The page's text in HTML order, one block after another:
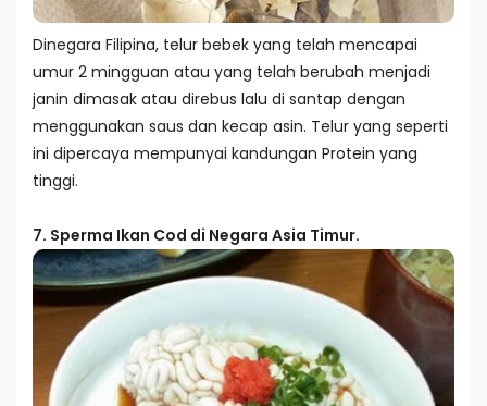
Dinegara Filipina, telur bebek yang telah mencapai
umur 2 mingguan atau yang telah berubah menjadi
janin dimasak atau direbus lalu di santap dengan
menggunakan saus dan kecap asin. Telur yang seperti
ini dipercaya mempunyai kandungan Protein yang
tinggi.
7. Sperma Ikan Cod di Negara Asia Timur.